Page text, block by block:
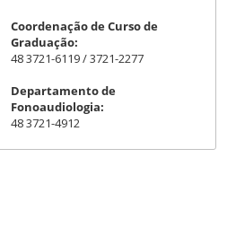
Coordenação de Curso de
Graduação:
48 3721-6119 / 3721-2277
Departamento de
Fonoaudiologia:
48 3721-4912